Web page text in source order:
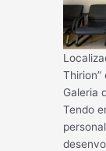
Galeria
Tendo